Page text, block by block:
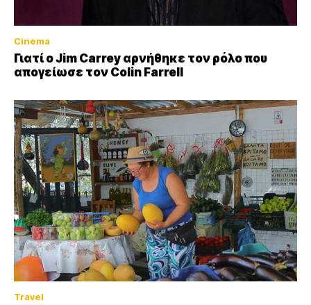
Cinema
Γιατί ο Jim Carrey αρνήθηκε τον ρόλο που
απογείωσε τον Colin Farrell
Travel